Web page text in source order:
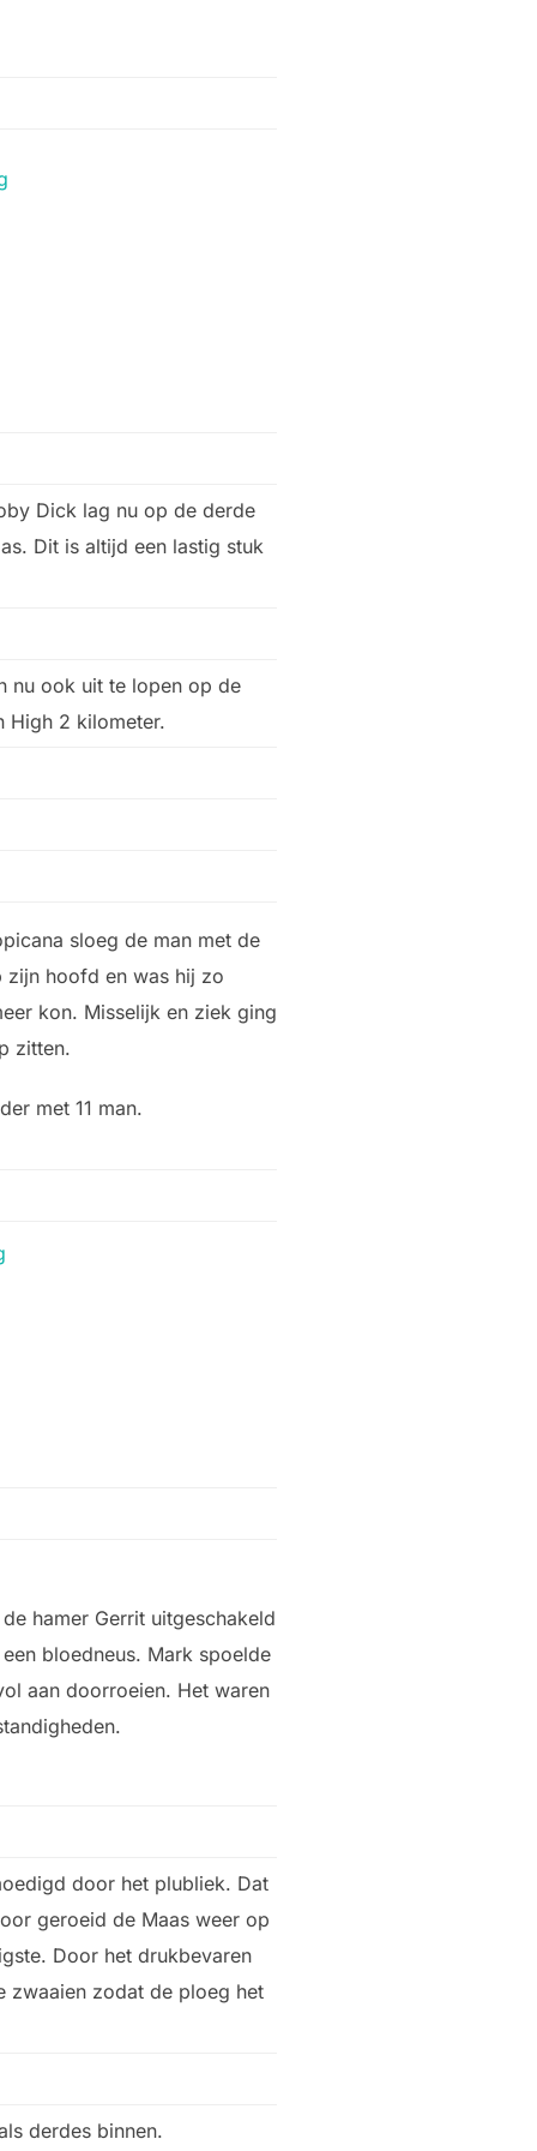
Dick lag nu op de derde
Dit is altijd een lastig stuk
nu ook uit te lopen op de
High 2 kilometer.
sloeg de man met de
zijn hoofd en was hij zo
kon. Misselijk en ziek ging
zitten.
met 11 man.
hamer Gerrit uitgeschakeld
bloedneus. Mark spoelde
aan doorroeien. Het waren
door het plubliek. Dat
geroeid de Maas weer op
Door het drukbevaren
zwaaien zodat de ploeg het
derdes binnen.